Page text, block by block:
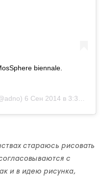
biennale.
6 Сен 2014 в 3:39 PDT
стараюсь рисовать
с
и в идею рисунка,